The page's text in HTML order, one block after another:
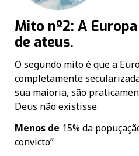
Mito nº2: A
de ateus.
O segundo mito é que a
completamente
sua maioria, são
Deus não existisse.
Menos de 15% da
convicto”